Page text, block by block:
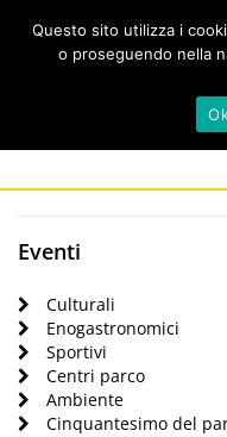
Eventi
Culturali
Enogastronomici
Sportivi
Centri parco
Ambiente
Cinquantesimo del
Questo sito utilizza i
o proseguendo nella